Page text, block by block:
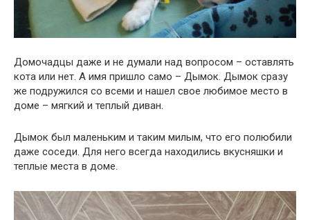
Домочадцы даже и не думали над вопросом – оставлять
кота или нет. А имя пришло само – Дымок. Дымок сразу
же подружился со всеми и нашел свое любимое место в
доме – мягкий и теплый диван.
Дымок был маленьким и таким милым, что его полюбили
даже соседи. Для него всегда находились вкусняшки и
теплые места в доме.